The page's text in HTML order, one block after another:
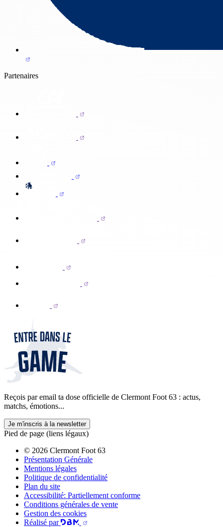
Partenaires
Reçois par email ta dose officielle de Clermont Foot 63 : actus,
matchs, émotions...
Je m'inscris à la newsletter
Pied de page (liens légaux)
© 2026 Clermont Foot 63
Présentation Générale
Mentions légales
Politique de confidentialité
Plan du site
Accessibilité: Partiellement conforme
Conditions générales de vente
Gestion des cookies
Réalisé par